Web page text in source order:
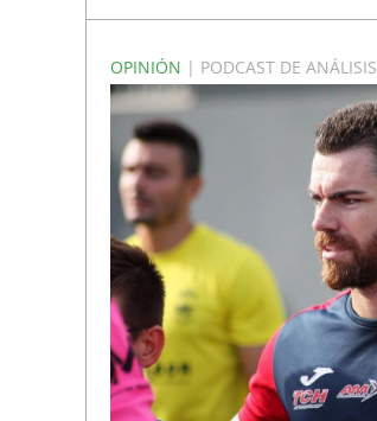
OPINIÓN | PODCAST DE ANÁLISIS